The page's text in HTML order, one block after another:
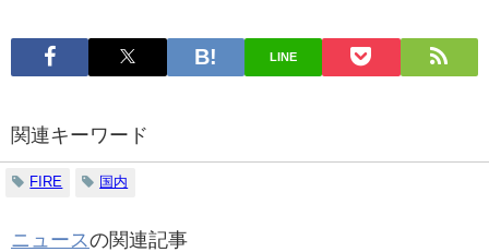
LINE
関連キーワード
FIRE 国内
ニュースの関連記事